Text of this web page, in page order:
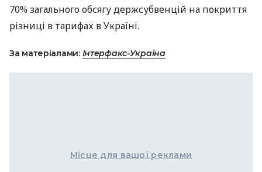
70% загального обсягу держсубвенцій на покриття
різниці в тарифах в Україні.
За матеріалами: Інтерфакс-Україна
Місце для вашої реклами